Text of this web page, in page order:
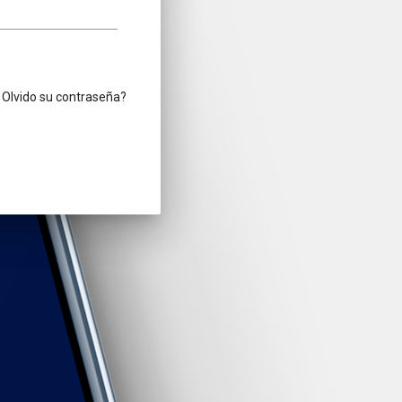
Olvido su contraseña?